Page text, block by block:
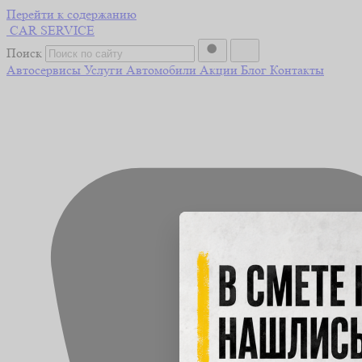
Перейти к содержанию
CAR SERVICE
Поиск
Автосервисы Услуги Автомобили Акции Блог Контакты